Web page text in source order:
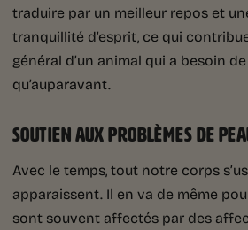
traduire par un meilleur repos et
tranquillité d’esprit, ce qui
général d’un animal qui a besoin
qu’auparavant.
SOUTIEN AUX PROBLÈMES DE
Avec le temps, tout notre corps
apparaissent. Il en va de même
sont souvent affectés par des